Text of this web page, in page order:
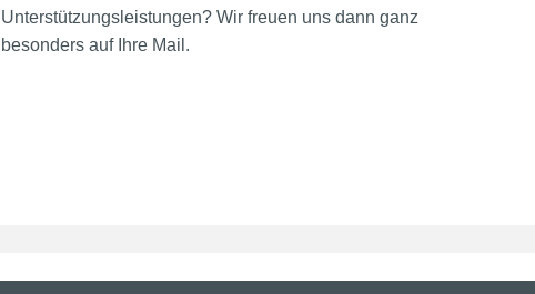
Unterstützungsleistungen? Wir freuen uns dann ganz
besonders auf Ihre Mail.